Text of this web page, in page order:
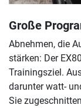
Große
Abnehmen, die
stärken: Der
Trainingsziel.
darunter watt-
Sie